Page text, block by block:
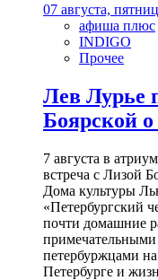
07 августа,
афиша плюс
INDIGO
Прочее
Лев Лурье
Боярской о
7 августа в
встреча с Лизой
Дома культуры
«Петербургский
почти домашние
петербуржцами
Петербурге и